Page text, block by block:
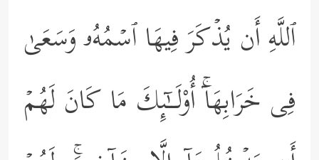
ٱللَّهِ أَن یُذۡكَرَ فِیهَا ٱسۡمُهُۥ وَسَعَىٰ
فِی خَرَابِهَاۤۚ أُوْلَــٰۤىِٕكَ مَا كَانَ لَهُمۡ